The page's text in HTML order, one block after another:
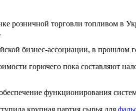
розничной торговли топливом в
бизнес-ассоциации, в прошлом
горючего пока составляют
функционирования
крупная партия сырья для